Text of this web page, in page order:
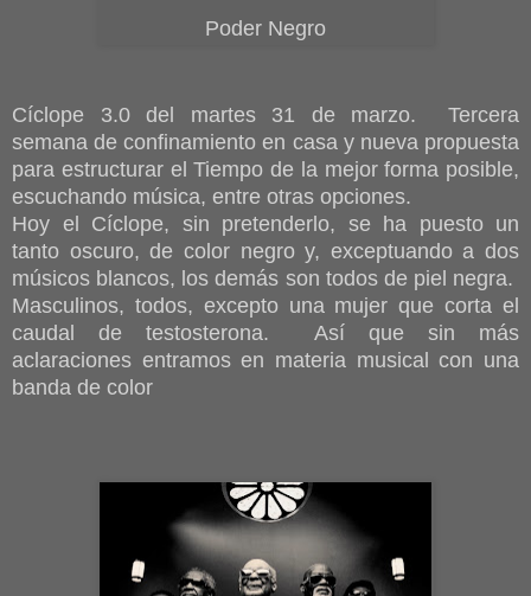
Poder Negro
Cíclope 3.0 del martes 31 de marzo. Tercera
semana de confinamiento en casa y nueva propuesta
para estructurar el Tiempo de la mejor forma posible,
escuchando música, entre otras opciones.
Hoy el Cíclope, sin pretenderlo, se ha puesto un
tanto oscuro, de color negro y, exceptuando a dos
músicos blancos, los demás son todos de piel negra.
Masculinos, todos, excepto una mujer que corta el
caudal de testosterona. Así que sin más
aclaraciones entramos en materia musical con una
banda de color